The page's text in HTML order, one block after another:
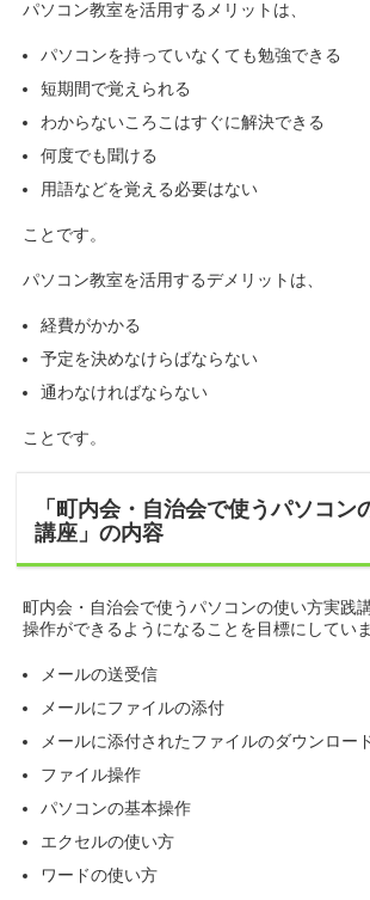
パソコン教室を活用するメリットは、
パソコンを持っていなくても勉強できる
短期間で覚えられる
わからないころこはすぐに解決できる
何度でも聞ける
用語などを覚える必要はない
ことです。
パソコン教室を活用するデメリットは、
経費がかかる
予定を決めなけらばならない
通わなければならない
ことです。
「町内会・自治会で使うパソコン
講座」の内容
町内会・自治会で使うパソコンの使い方実践
操作ができるようになることを目標にしていま
メールの送受信
メールにファイルの添付
メールに添付されたファイルのダウンロー
ファイル操作
パソコンの基本操作
エクセルの使い方
ワードの使い方